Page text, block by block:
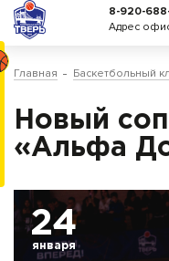
8-920-
Адрес
Главная Баскетбольный
Новый
«Альфа
24
января